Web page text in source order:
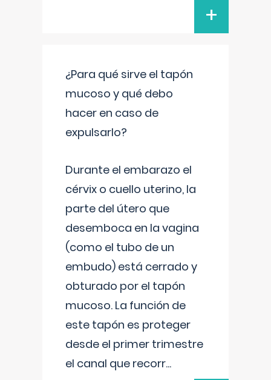
+
¿Para qué sirve el tapón
mucoso y qué debo
hacer en caso de
expulsarlo?
Durante el embarazo el
cérvix o cuello uterino, la
parte del útero que
desemboca en la vagina
(como el tubo de un
embudo) está cerrado y
obturado por el tapón
mucoso. La función de
este tapón es proteger
desde el primer trimestre
el canal que recorr...